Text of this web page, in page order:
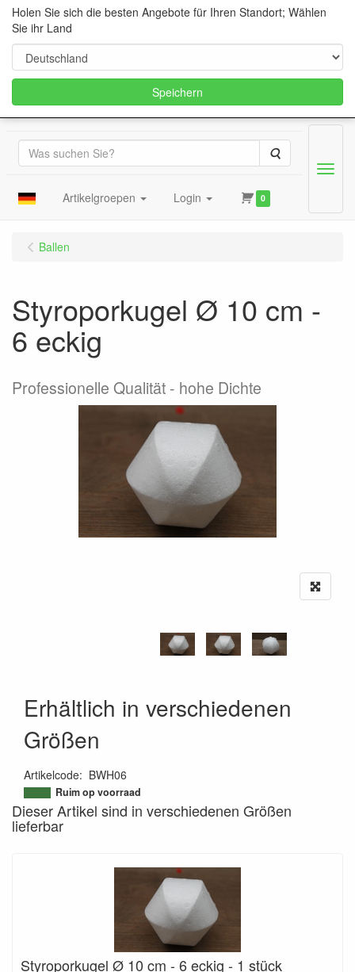
Suche
Artikelgroepen Login 0
Menu
Ballen
Styroporkugel Ø 10 cm -
6 eckig
Professionelle Qualität - hohe Dichte
Erhältlich in verschiedenen
Größen
Artikelcode: BWH06
9507896671310
Ruim op voorraad
Dieser Artikel sind in verschiedenen Größen
lieferbar
Styroporkugel Ø 10 cm - 6 eckig - 1 stück
Holen Sie sich die besten Angebote für Ihren Standort; Wählen
Sie ihr Land
Speichern